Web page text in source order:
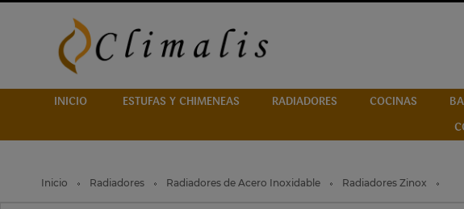
INICIO ESTUFAS Y CHIMENEAS RADIADORES COCINAS
Inicio Radiadores Radiadores de Acero Inoxidable Radiadores Zinox